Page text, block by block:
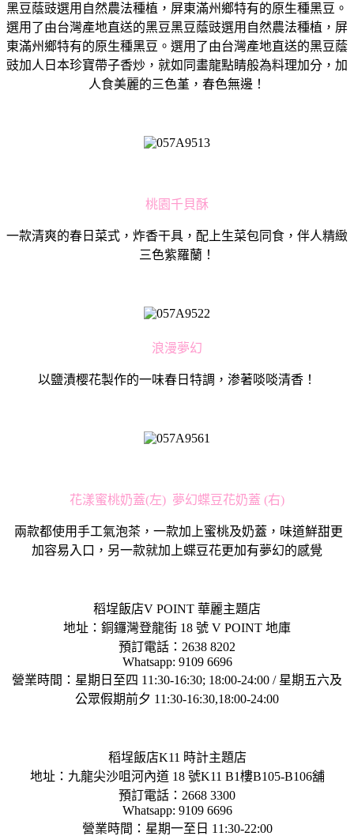
黑豆蔭豉選用自然農法種植，屏東滿州鄉特有的原生種黑豆。
選用了由台灣產地直送的黑豆黑豆蔭豉選用自然農法種植，屏
東滿州鄉特有的原生種黑豆。選用了由台灣產地直送的黑豆蔭
豉加人日本珍寶帶子香炒，就如同畫龍點睛般為料理加分，加
人食美麗的三色堇，春色無邊！
桃園千貝酥
一款清爽的春日菜式，炸香干具，配上生菜包同食，伴人精緻
三色紫羅蘭！
浪漫夢幻
以鹽漬樱花製作的一味春日特調，渗著啖啖清香！
花漾蜜桃奶蓋(左) 夢幻蝶豆花奶蓋 (右)
兩款都使用手工氣泡茶，一款加上蜜桃及奶蓋，味道鮮甜更
加容易入口，另一款就加上蝶豆花更加有夢幻的感覺
稻埕飯店V POINT 華麗主題店
地址：銅鑼灣登龍街 18 號 V POINT 地庫
預訂電話：2638 8202
Whatsapp: 9109 6696
營業時間：星期日至四 11:30-16:30; 18:00-24:00 / 星期五六及
公眾假期前夕 11:30-16:30,18:00-24:00
稻埕飯店K11 時計主題店
地址：九龍尖沙咀河內道 18 號K11 B1樓B105-B106舖
預訂電話：2668 3300
Whatsapp: 9109 6696
營業時間：星期一至日 11:30-22:00